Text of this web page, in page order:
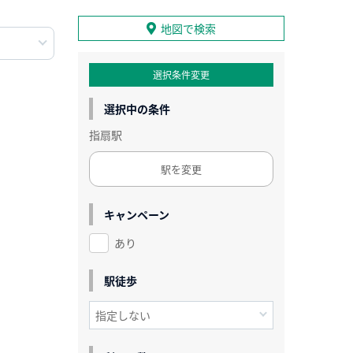
地図で検索
選択条件変更
選択中の条件
指扇駅
駅を変更
キャンペーン
あり
駅徒歩